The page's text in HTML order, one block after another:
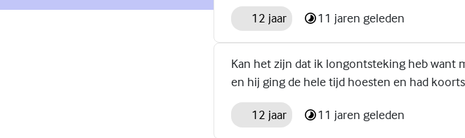
12 jaar 11 jaren geleden
Kan het zijn dat ik longontsteking heb want
en hij ging de hele tijd hoesten en had koorts
12 jaar 11 jaren geleden